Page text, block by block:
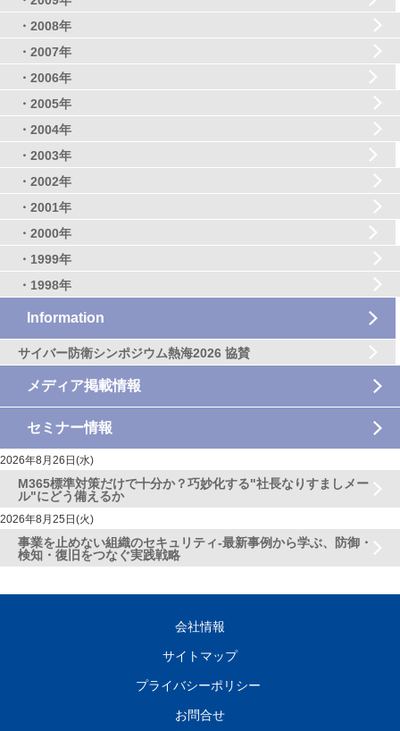
・2008年
・2007年
・2006年
・2005年
・2004年
・2003年
・2002年
・2001年
・2000年
・1999年
・1998年
Information
サイバー防衛シンポジウム熱海2026 協賛
メディア掲載情報
セミナー情報
2026年8月26日(水)
M365標準対策だけで十分か？巧妙化する"社長なりすましメー
ル"にどう備えるか
2026年8月25日(火)
事業を止めない組織のセキュリティ-最新事例から学ぶ、防御・
検知・復旧をつなぐ実践戦略
会社情報
サイトマップ
プライバシーポリシー
お問合せ